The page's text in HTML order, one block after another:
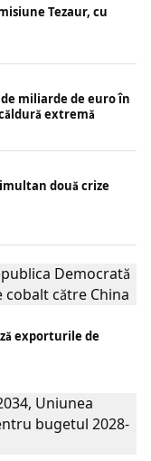
Tezaur, cu
de miliarde de euro în
extremă
două crize
exporturile de